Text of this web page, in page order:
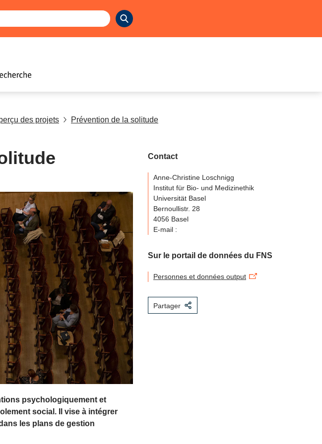
des projets Prévention de la solitude
psychologiquement et
social. Il vise à intégrer
les plans de gestion
Contact
Anne-Christine Loschnigg
Institut für Bio- und Medizinethik
Universität Basel
Bernoullistr. 28
4056 Basel
E-mail :
Sur le portail de données du FNS
Personnes et données output
Partager